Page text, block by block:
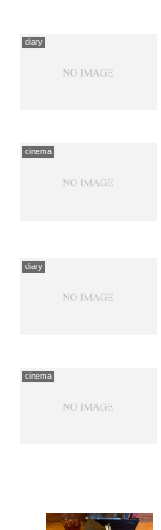
diary
cinema
diary
cinema